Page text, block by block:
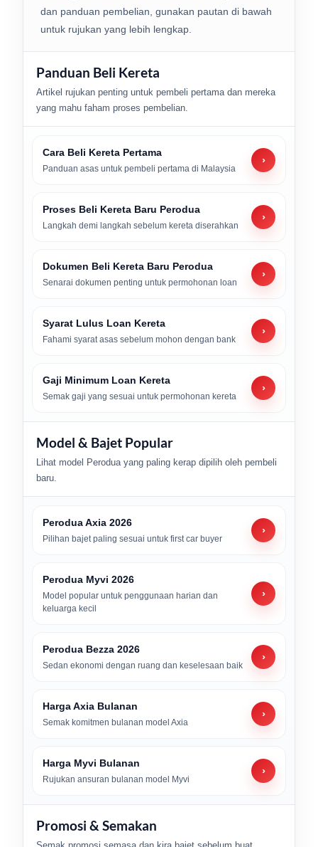
dan panduan pembelian, gunakan pautan di bawah
untuk rujukan yang lebih lengkap.
Panduan Beli Kereta
Artikel rujukan penting untuk pembeli pertama dan mereka
yang mahu faham proses pembelian.
Cara Beli Kereta Pertama
Panduan asas untuk pembeli pertama di Malaysia
›
Proses Beli Kereta Baru Perodua
Langkah demi langkah sebelum kereta diserahkan
›
Dokumen Beli Kereta Baru Perodua
Senarai dokumen penting untuk permohonan loan
›
Syarat Lulus Loan Kereta
Fahami syarat asas sebelum mohon dengan bank
›
Gaji Minimum Loan Kereta
Semak gaji yang sesuai untuk permohonan kereta
›
Model & Bajet Popular
Lihat model Perodua yang paling kerap dipilih oleh pembeli
baru.
Perodua Axia 2026
Pilihan bajet paling sesuai untuk first car buyer
›
Perodua Myvi 2026
Model popular untuk penggunaan harian dan
keluarga kecil
›
Perodua Bezza 2026
Sedan ekonomi dengan ruang dan keselesaan baik
›
Harga Axia Bulanan
Semak komitmen bulanan model Axia
›
Harga Myvi Bulanan
Rujukan ansuran bulanan model Myvi
›
Promosi & Semakan